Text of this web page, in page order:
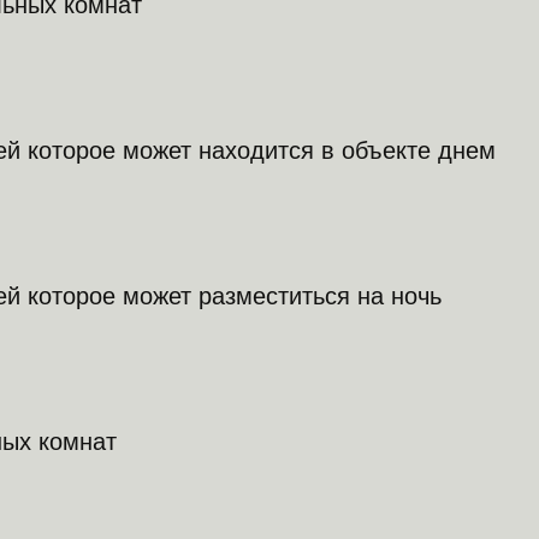
которое может находится в объекте днем
которое может разместиться на ночь
комнат